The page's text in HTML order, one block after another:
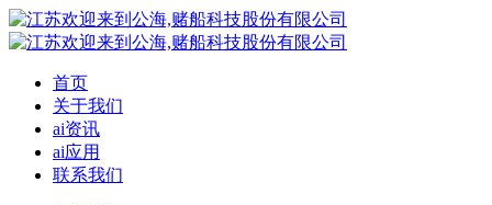
首页
关于我们
ai资讯
ai应用
联系我们